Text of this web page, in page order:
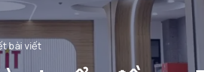
bài viết